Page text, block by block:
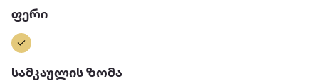
ფერი
სამკაულის ზომა